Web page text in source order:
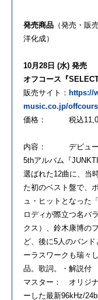
発売商品 （発売・販
洋化成）
10月28日 (水) 発売
オフコース『
販売サイト： https://
music.co.jp/
価格： 税込11,000
内容： デビュー・
5thアルバム『
選ばれた12曲に、当
た初のベスト盤で、
ュ・ヒットとなった
ロディが際立つ名バ
クス）、鈴木康博の
ど、後に5人のバン
ーラスワークも瑞々
品。歌詞。・解説付
マスター： オリジ
ーした最新96kHz/